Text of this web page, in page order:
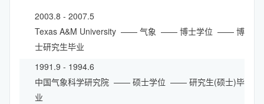
2003.8 - 2007.5
Texas A&M University —— 气象 —— 博士学位 —— 博
士研究生毕业
1991.9 - 1994.6
中国气象科学研究院 —— 硕士学位 —— 研究生(硕士)毕
业